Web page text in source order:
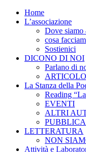
Home
L’associazione
Dove
cosa
Sostienici
DICONO DI NOI
Parlano di
La Stanza della
Reading
EVENTI
ALTRI
LETTERATURA
NON
Attività e